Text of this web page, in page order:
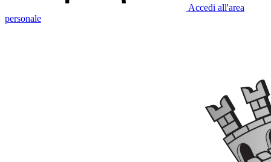
Accedi all'area
personale